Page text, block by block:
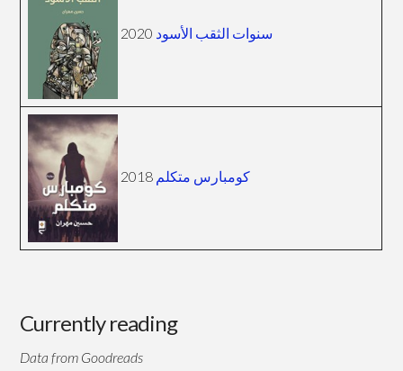
سنوات الثقب الأسود
كومبارس متكلم
Currently reading
Data from Goodreads